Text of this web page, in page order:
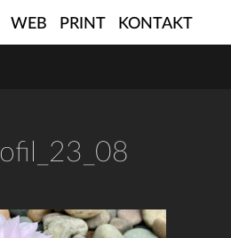
WEB PRINT KONTAKT